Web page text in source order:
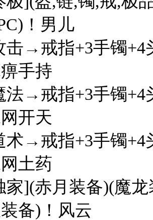
！男儿
击→戒指+3手镯+4
手持
法→戒指+3手镯+4
开天
术→戒指+3手镯+4
土药
家](赤月装备)(魔
备)！风云